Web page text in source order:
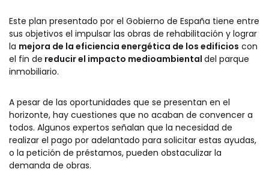
Este plan presentado por el Gobierno de España tiene entre
sus objetivos el impulsar las obras de rehabilitación y lograr
la mejora de la eficiencia energética de los edificios con
el fin de reducir el impacto medioambiental del parque
inmobiliario.
A pesar de las oportunidades que se presentan en el
horizonte, hay cuestiones que no acaban de convencer a
todos. Algunos expertos señalan que la necesidad de
realizar el pago por adelantado para solicitar estas ayudas,
o la petición de préstamos, pueden obstaculizar la
demanda de obras.